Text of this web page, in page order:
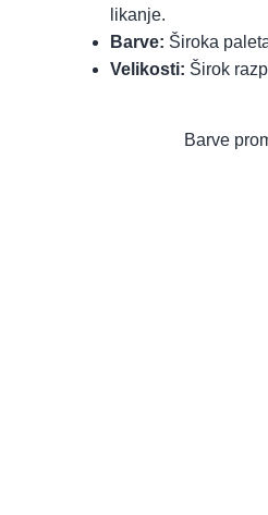
likanje.
Barve: Široka
Velikosti: Širok
Barve